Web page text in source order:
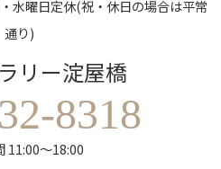
水曜日定休(祝・休日の場合は平常
通り)
リー淀屋橋
8318
11:00～18:00